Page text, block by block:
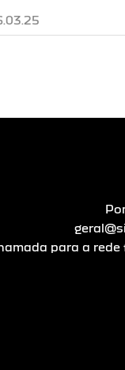
para a rede